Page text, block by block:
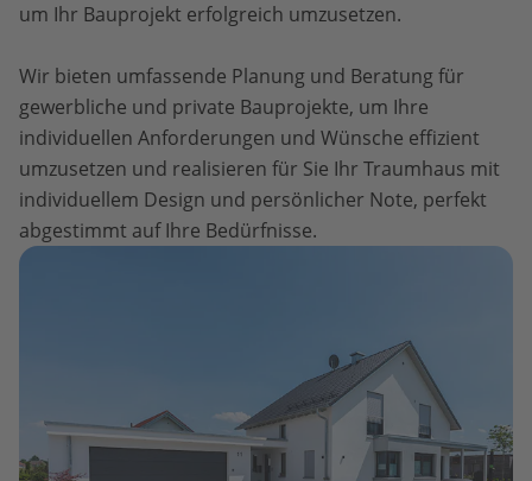
um Ihr Bauprojekt erfolgreich umzusetzen.
Wir bieten umfassende Planung und Beratung für
gewerbliche und private Bauprojekte, um Ihre
individuellen Anforderungen und Wünsche effizient
umzusetzen und realisieren für Sie Ihr Traumhaus mit
individuellem Design und persönlicher Note, perfekt
abgestimmt auf Ihre Bedürfnisse.